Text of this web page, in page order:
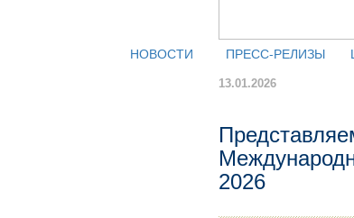
НОВОСТИ ПРЕСС-РЕЛИЗЫ
13.01.2026
2026